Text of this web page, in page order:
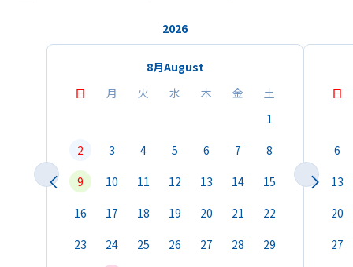
2026
8月August
日
月 火 水 木 金
土
1
2
3 4 5 6 7
8
9
10 11 12 13 14
15
16
17 18 19 20 21
22
23
24 25 26 27 28
29
日
6
13
20
27